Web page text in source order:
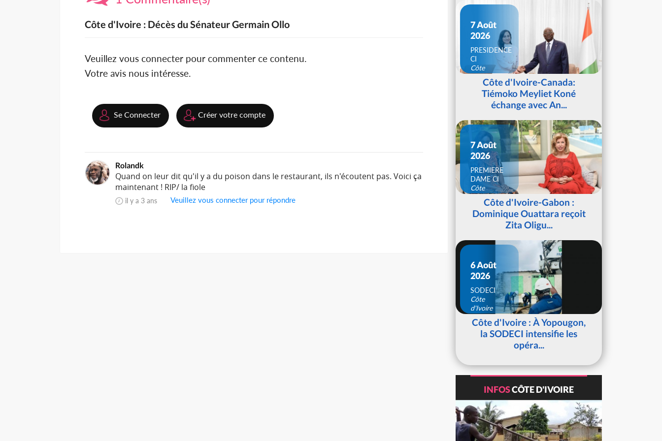
Côte d'Ivoire : Décès du Sénateur Germain Ollo
Veuillez vous connecter pour commenter ce contenu.
Votre avis nous intéresse.
Se Connecter Créer votre compte
Rolandk
Quand on leur dit qu'il y a du poison dans le restaurant, ils n'écoutent pas. Voici ça
maintenant ! RIP/ la fiole
il y a 3 ans Veuillez vous connecter pour répondre
7 Août
2026
PRESIDENCE
CI
Côte
d'IvoireCôte d'Ivoire-Canada:
Tiémoko Meyliet Koné
échange avec An...
7 Août
2026
PREMIERE
DAME CI
Côte
d'IvoireCôte d'Ivoire-Gabon :
Dominique Ouattara reçoit
Zita Oligu...
6 Août
2026
SODECI
Côte
d'Ivoire
Côte d'Ivoire : À Yopougon,
la SODECI intensifie les
opéra...
INFOSCÔTE D'IVOIRE